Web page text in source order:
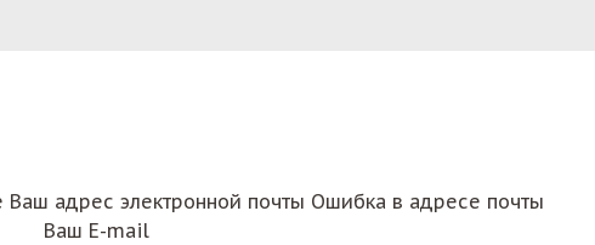
Ваш адрес электронной почты Ошибка в адресе почты
Ваш E-mail